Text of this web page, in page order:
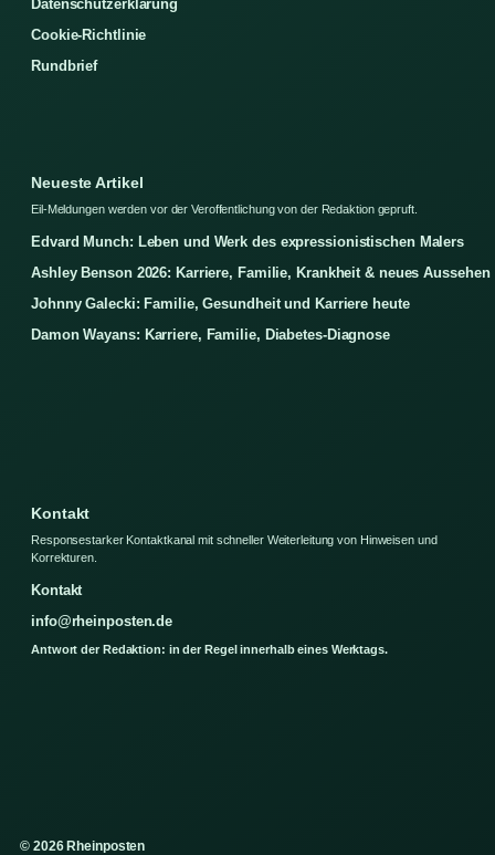
Datenschutzerklärung
Cookie-Richtlinie
Rundbrief
Neueste Artikel
Eil-Meldungen werden vor der Veroffentlichung von der Redaktion gepruft.
Edvard Munch: Leben und Werk des expressionistischen Malers
Ashley Benson 2026: Karriere, Familie, Krankheit & neues Aussehen
Johnny Galecki: Familie, Gesundheit und Karriere heute
Damon Wayans: Karriere, Familie, Diabetes-Diagnose
Kontakt
Responsestarker Kontaktkanal mit schneller Weiterleitung von Hinweisen und
Korrekturen.
Kontakt
info@rheinposten.de
Antwort der Redaktion: in der Regel innerhalb eines Werktags.
© 2026 Rheinposten